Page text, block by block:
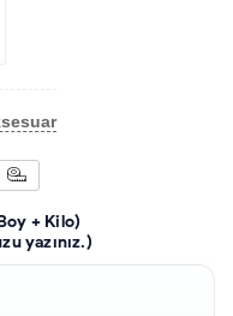
+ Kilo)
yazınız.)